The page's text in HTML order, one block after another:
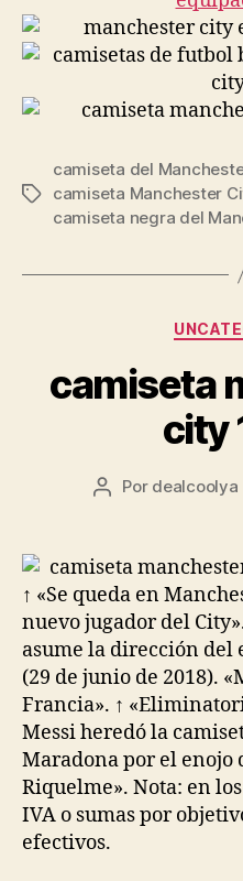
Etiquetas
camiseta del
camiseta Manchester
camiseta negra del
camiseta
city
Autor
entrada
Por dealcoolya
↑ «Se queda en
nuevo jugador del
asume la dirección del
(29 de junio de 2018).
Francia». ↑
Messi heredó la
Maradona por el enojo
Riquelme». Nota: en
IVA o sumas por
efectivos.